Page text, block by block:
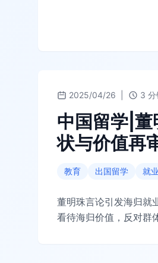
2025/04/26 3 分
中国留学|董
状与价值再
教育 出国留学 就业
董明珠言论引发海归就
看待海归价值，反对群